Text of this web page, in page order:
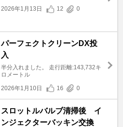
2026年1月13日
12 0
パーフェクトクリーンDX投
入
半分入れました。 走行距離:143,732キ
ロメートル
2026年1月10日
16 0
スロットルバルブ清掃後 イ
ンジェクターバッキン交換